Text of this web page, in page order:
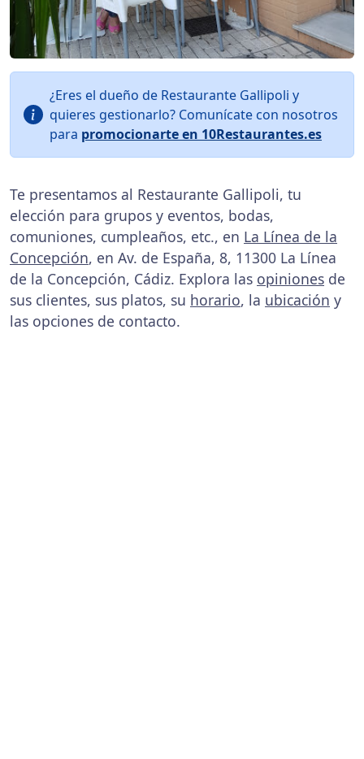
¿Eres el dueño de Restaurante Gallipoli y
quieres gestionarlo? Comunícate con nosotros
para promocionarte en 10Restaurantes.es
Te presentamos al Restaurante Gallipoli, tu
elección para grupos y eventos, bodas,
comuniones, cumpleaños, etc., en La Línea de la
Concepción, en Av. de España, 8, 11300 La Línea
de la Concepción, Cádiz. Explora las opiniones de
sus clientes, sus platos, su horario, la ubicación y
las opciones de contacto.